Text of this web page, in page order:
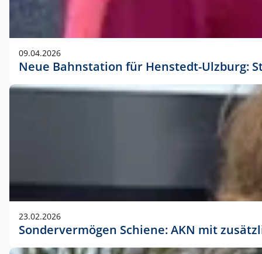
09.04.2026
Neue Bahnstation für Henstedt-Ulzburg:
23.02.2026
Sondervermögen Schiene: AKN mit